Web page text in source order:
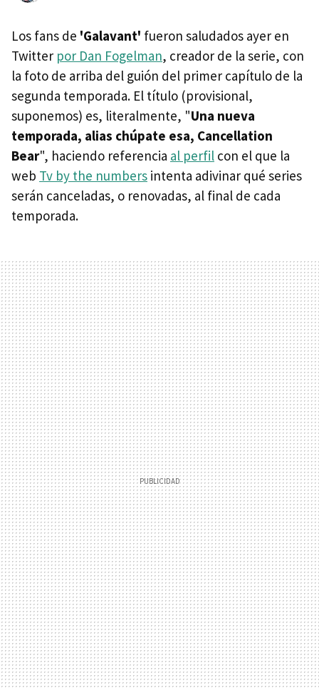
Los fans de 'Galavant' fueron saludados ayer en
Twitter por Dan Fogelman, creador de la serie, con
la foto de arriba del guión del primer capítulo de la
segunda temporada. El título (provisional,
suponemos) es, literalmente, "Una nueva
temporada, alias chúpate esa, Cancellation
Bear", haciendo referencia al perfil con el que la
web Tv by the numbers intenta adivinar qué series
serán canceladas, o renovadas, al final de cada
temporada.